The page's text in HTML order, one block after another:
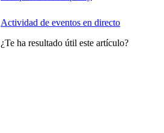
Actividad de eventos en directo
¿Te ha resultado útil este artículo?